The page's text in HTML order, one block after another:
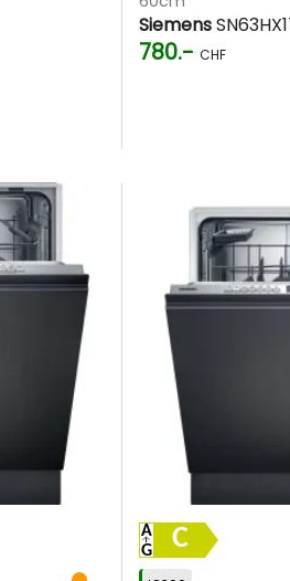
Siemens
780.- CHF
C